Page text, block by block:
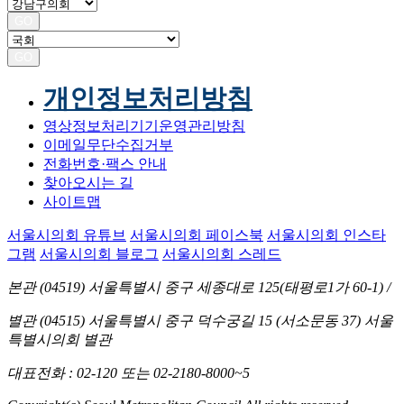
개인정보처리방침
영상정보처리기기운영관리방침
이메일무단수집거부
전화번호·팩스 안내
찾아오시는 길
사이트맵
서울시의회 유튜브 서울시의회 페이스북 서울시의회 인스타
그램 서울시의회 블로그 서울시의회 스레드
본관 (04519) 서울특별시 중구 세종대로 125(태평로1가 60-1) /
별관 (04515) 서울특별시 중구 덕수궁길 15 (서소문동 37) 서울
특별시의회 별관
대표전화: 02-120 또는 02-2180-8000~5